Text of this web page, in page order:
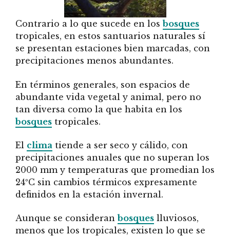
Contrario a lo que sucede en losbosques
tropicales, en estos santuarios naturales sí
se presentan estaciones bien marcadas, con
precipitaciones menos abundantes.
En términos generales, son espacios de
abundante vida vegetal y animal, pero no
tan diversa como la que habita en los
bosques tropicales.
El clima tiende a ser seco y cálido, con
precipitaciones anuales que no superan los
2000 mm y temperaturas que promedian los
24ºC sin cambios térmicos expresamente
definidos en la estación invernal.
Aunque se consideranbosques lluviosos,
menos que los tropicales, existen lo que se